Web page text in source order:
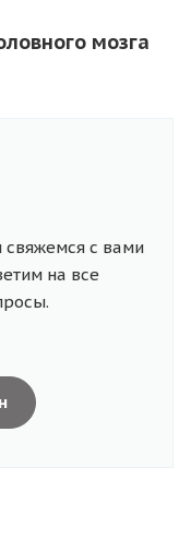
мозга
с вами
на все